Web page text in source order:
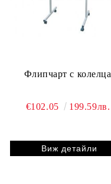
Флипчарт с колелца
€102.05 199.59лв.
Виж детайли